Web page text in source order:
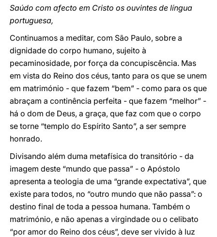
Saúdo com afecto em Cristo os ouvintes de língua
portuguesa,
Continuamos a meditar, com São Paulo, sobre a
dignidade do corpo humano, sujeito à
pecaminosidade, por força da concupiscência. Mas
em vista do Reino dos céus, tanto para os que se unem
em matrimónio - que fazem “bem” - como para os que
abraçam a continência perfeita - que fazem “melhor” -
há o dom de Deus, a graça, que faz com que o corpo
se torne “templo do Espírito Santo”, a ser sempre
honrado.
Divisando além duma metafísica do transitório - da
imagem deste “mundo que passa” - o Apóstolo
apresenta a teologia de uma “grande expectativa”, que
existe para todos, no “outro mundo que não passa”: o
destino final de toda a pessoa humana. Também o
matrimónio, e não apenas a virgindade ou o celibato
“por amor do Reino dos céus”, deve ser vivido à luz